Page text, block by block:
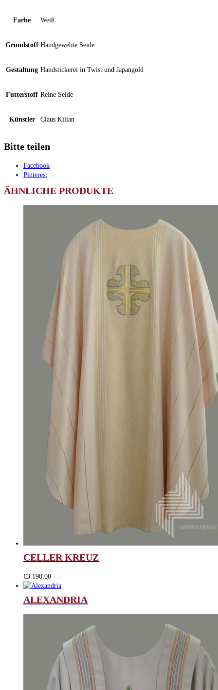
Farbe Weiß
Grundstoff Handgewebte Seide
Gestaltung Handstickerei in Twist und Japangold
Futterstoff Reine Seide
Künstler Claus Kilian
Bitte teilen
Facebook
Pinterest
ÄHNLICHE PRODUKTE
CELLER KREUZ
€3.190,00
ALEXANDRIA